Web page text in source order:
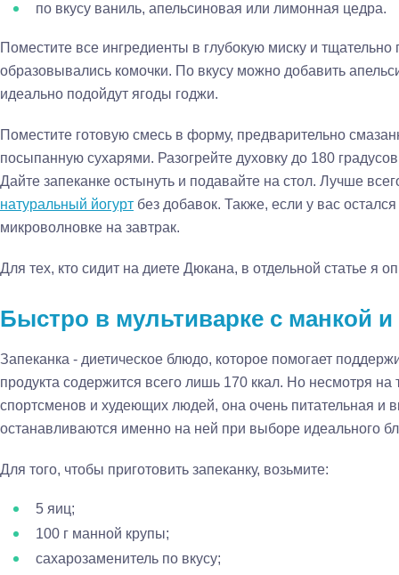
по вкусу ваниль, апельсиновая или лимонная цедра.
Поместите все ингредиенты в глубокую миску и
образовывались комочки. По вкусу можно добавить
идеально подойдут ягоды годжи.
Поместите готовую смесь в форму, предварительно
посыпанную сухарями. Разогрейте духовку до 180
Дайте запеканке остынуть и подавайте на стол. Лучше
натуральный йогурт без добавок. Также, если у вас
микроволновке на завтрак.
Для тех, кто сидит на диете Дюкана, в отдельной статье я
Быстро в мультиварке с манкой
Запеканка - диетическое блюдо, которое помогает
продукта содержится всего лишь 170 ккал. Но несмотря на
спортсменов и худеющих людей, она очень питательная и
останавливаются именно на ней при выборе идеального
Для того, чтобы приготовить запеканку, возьмите:
5 яиц;
100 г манной крупы;
сахарозаменитель по вкусу;